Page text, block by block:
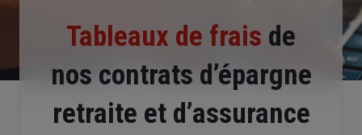
Tableaux de frais de
nos contrats d’épargne
retraite et d’assurance